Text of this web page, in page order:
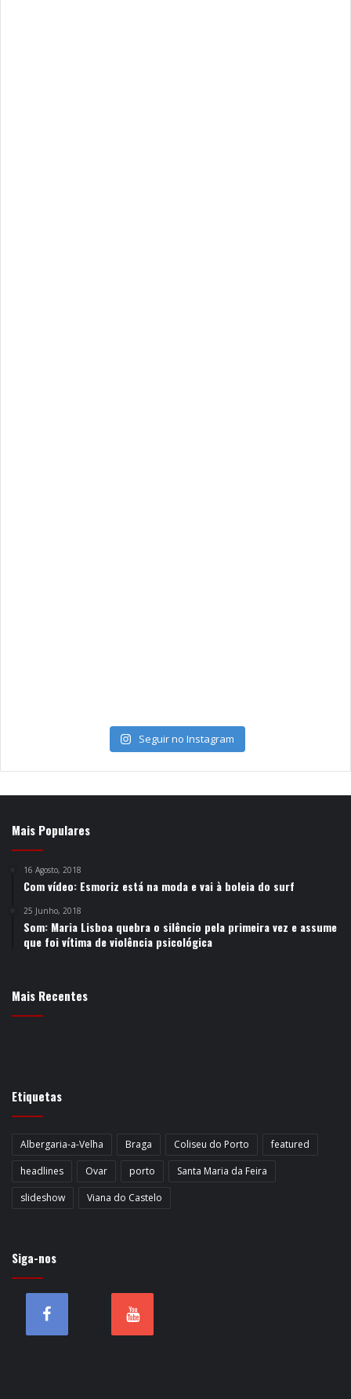
Seguir no Instagram
Mais Populares
16 Agosto, 2018
Com vídeo: Esmoriz está na moda e vai à boleia do surf
25 Junho, 2018
Som: Maria Lisboa quebra o silêncio pela primeira vez e assume
que foi vítima de violência psicológica
Mais Recentes
Etiquetas
Albergaria-a-Velha Braga Coliseu do Porto
featured
headlines
Ovar porto
Santa Maria da Feira
slideshow
Viana do Castelo
Siga-nos